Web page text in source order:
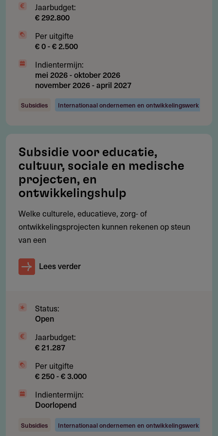
Voorwaarden
Welke voorwaarden gelden voor deze financiering?
Het project heeft een duidelijke maatschappelijke
doelstelling en meetbare impact
Het project is concreet en kan na afronding zelfstandig
voortbestaan
doelstelling van de organisatie
De aanvraag is volledig in het Nederlands opgesteld
De AFAS Foundation is de enige financier van het
Waarvoor kun je geen financiering aanvragen?
Individuele hulpvragen, sponsorverzoeken of
crowdfunding
Projecten met een commercieel belang of social-
enterprise-karakter
Organisaties in de opstartfase (jonger dan twee jaar)
Uitbreiding van reeds goedlopende reguliere activiteiten
Projecten gericht op het Nederlandse zorglandschap
die vallen onder het programma ‘Beter Gezond & Beter
Jaarbudget:
€ 292.800
Per uitgifte
€ 0 - € 2.500
Indientermijn:
mei 2026-oktober 2026
november 2026-april 2027
Subsidies Internationaal ondernemen en ontwikkelingswerk
Subsidie voor educatie,
cultuur, sociale en medische
projecten, en
ontwikkelingshulp
Welke culturele, educatieve, zorg- of
ontwikkelingsprojecten kunnen rekenen op steun
van een
Lees verder
Status:
Open
Jaarbudget:
€ 21.287
Per uitgifte
€ 250 - € 3.000
Indientermijn:
Doorlopend
Subsidies Internationaal ondernemen en ontwikkelingswerk